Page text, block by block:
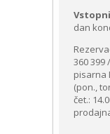
dan
360 399 /
pisarna
(pon.,
čet.: